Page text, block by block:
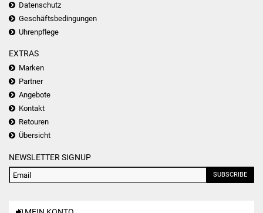
Datenschutz
Geschäftsbedingungen
Uhrenpflege
EXTRAS
Marken
Partner
Angebote
Kontakt
Retouren
Übersicht
NEWSLETTER SIGNUP
SUBSCRIBE